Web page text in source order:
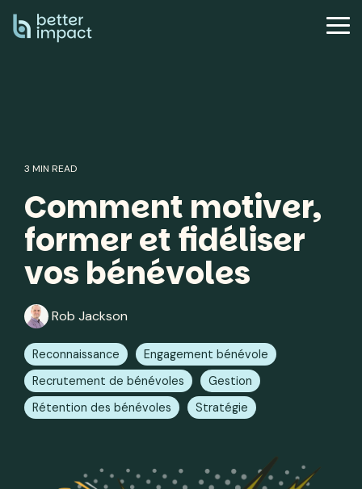
the
3 MIN READ
Comment motiver,
former et fidéliser
vos bénévoles
Rob Jackson
Reconnaissance
Engagement bénévole
Recrutement de bénévoles
Gestion
Rétention des bénévoles
Stratégie